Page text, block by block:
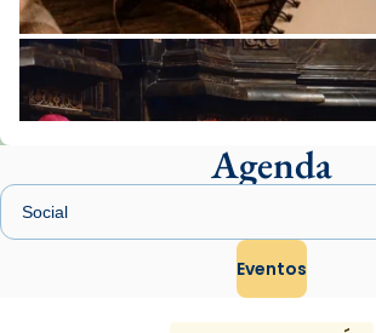
📸 Dr. G. Simón
Foto
View on Facebook Share
Arquebisbat de Barcelona
1 week ago
Memòria de les santes Juliana i
Semproniana, verges i màrtirs.
Acompanyant la història de
Agenda
Eventos